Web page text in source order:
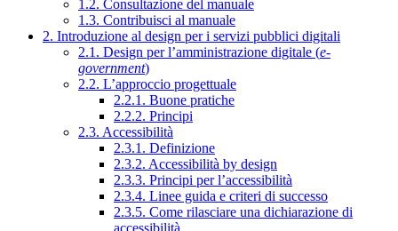
1.2. Consultazione del manuale
1.3. Contribuisci al manuale
2. Introduzione al design per i servizi pubblici digitali
2.1. Design per l’amministrazione digitale (e-
government)
2.2. L’approccio progettuale
2.2.1. Buone pratiche
2.2.2. Principi
2.3. Accessibilità
2.3.1. Definizione
2.3.2. Accessibilità by design
2.3.3. Principi per l’accessibilità
2.3.4. Linee guida e criteri di successo
2.3.5. Come rilasciare una dichiarazione di
accessibilità